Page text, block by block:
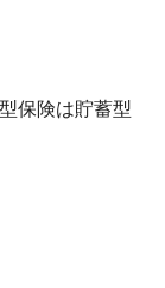
保険は貯蓄型